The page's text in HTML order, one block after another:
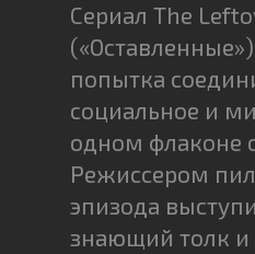
Сериал The
попытка
социальное и
одном флаконе
Режиссером
эпизода
знающий толк и